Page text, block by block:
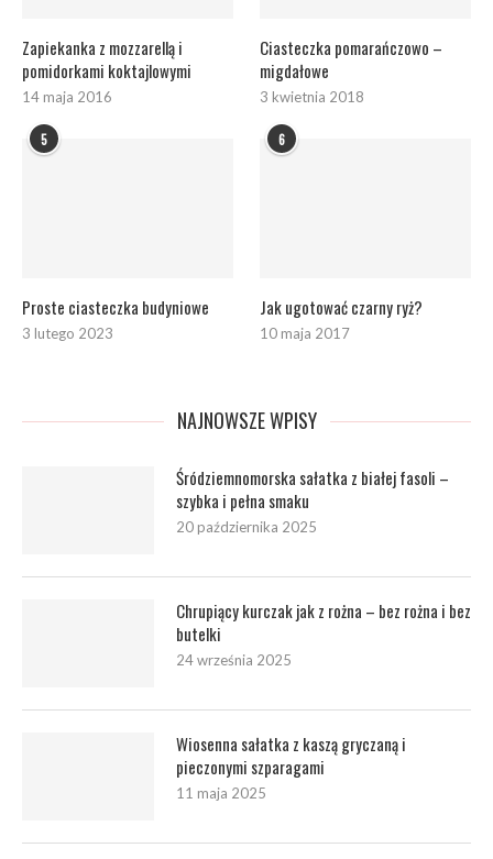
Zapiekanka z mozzarellą i
pomidorkami koktajlowymi
14 maja 2016
Ciasteczka pomarańczowo –
migdałowe
3 kwietnia 2018
5
Proste ciasteczka budyniowe
3 lutego 2023
6
Jak ugotować czarny ryż?
10 maja 2017
NAJNOWSZE WPISY
Śródziemnomorska sałatka z białej fasoli –
szybka i pełna smaku
20 października 2025
Chrupiący kurczak jak z rożna – bez rożna i bez
butelki
24 września 2025
Wiosenna sałatka z kaszą gryczaną i
pieczonymi szparagami
11 maja 2025